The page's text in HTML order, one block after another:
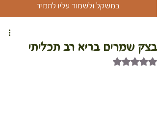
במשקל ולשמור עליו לתמיד
בצק שמרים בריא רב תכליתי
דירוג של NaN מתוך 5 כוכבים